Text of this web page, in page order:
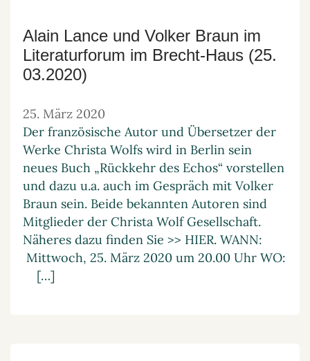
Alain Lance und Volker Braun im
Literaturforum im Brecht-Haus (25.
03.2020)
25. März 2020
Der französische Autor und Übersetzer der
Werke Christa Wolfs wird in Berlin sein
neues Buch „Rückkehr des Echos“ vorstellen
und dazu u.a. auch im Gespräch mit Volker
Braun sein. Beide bekannten Autoren sind
Mitglieder der Christa Wolf Gesellschaft.
Näheres dazu finden Sie >> HIER. WANN:
Mittwoch, 25. März 2020 um 20.00 Uhr WO:
[…]